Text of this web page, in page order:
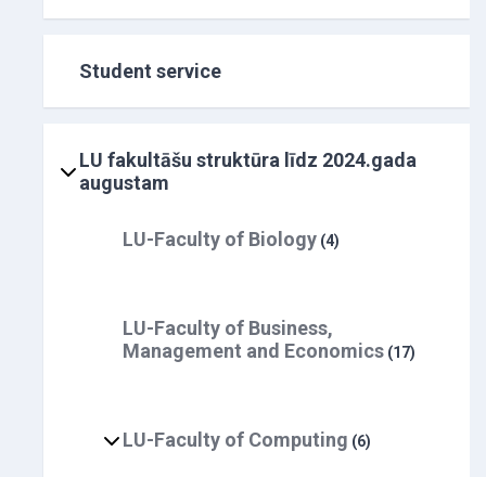
Student service
LU fakultāšu struktūra līdz 2024.gada
augustam
LU-Faculty of Biology (4)
LU-Faculty of Business,
Management and Economics (17)
LU-Faculty of Computing (6)